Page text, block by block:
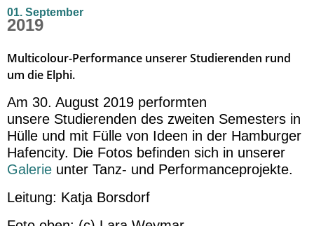
01. September
2019
Multicolour-Performance unserer Studierenden rund
um die Elphi.
Am 30. August 2019 performten
unsere Studierenden des zweiten Semesters in
Hülle und mit Fülle von Ideen in der Hamburger
Hafencity. Die Fotos befinden sich in unserer
Galerie unter Tanz- und Performanceprojekte.
Leitung: Katja Borsdorf